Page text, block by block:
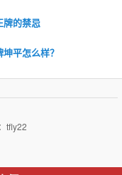
牌的禁忌
平怎么样？
tfly22